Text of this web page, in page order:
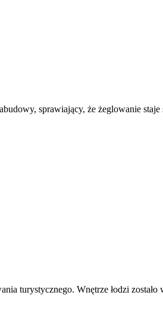
sprawiający, że żeglowanie
turystycznego. Wnętrze łodzi